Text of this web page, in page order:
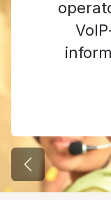
Vorige